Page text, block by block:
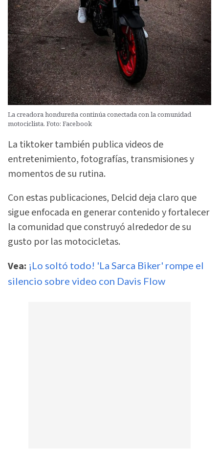
La creadora hondureña continúa conectada con la comunidad
motociclista. Foto: Facebook
La tiktoker también publica videos de
entretenimiento, fotografías, transmisiones y
momentos de su rutina.
Con estas publicaciones, Delcid deja claro que
sigue enfocada en generar contenido y fortalecer
la comunidad que construyó alrededor de su
gusto por las motocicletas.
Vea: ¡Lo soltó todo! 'La Sarca Biker' rompe el
silencio sobre video con Davis Flow